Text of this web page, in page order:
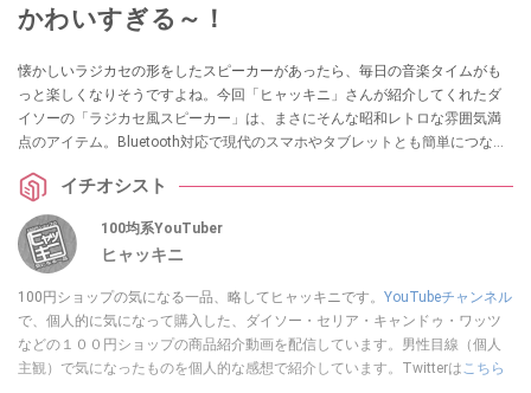
かわいすぎる～！
懐かしいラジカセの形をしたスピーカーがあったら、毎日の音楽タイムがも
っと楽しくなりそうですよね。今回「ヒャッキニ」さんが紹介してくれたダ
イソーの「ラジカセ風スピーカー」は、まさにそんな昭和レトロな雰囲気満
点のアイテム。Bluetooth対応で現代のスマホやタブレットとも簡単につなが
や、プレゼントをお探しの方はぜひチェックしてみてくださいね。
イチオシスト
100均系YouTuber
ヒャッキニ
100円ショップの気になる一品、略してヒャッキニです。 YouTubeチャンネル
で、個人的に気になって購入した、ダイソー・セリア・キャンドゥ・ワッツ
などの１００円ショップの商品紹介動画を配信しています。男性目線（個人
主観）で気になったものを個人的な感想で紹介しています。Twitterは こちら